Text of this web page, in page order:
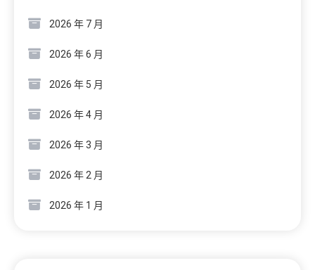
2026 年 7 月
2026 年 6 月
2026 年 5 月
2026 年 4 月
2026 年 3 月
2026 年 2 月
2026 年 1 月